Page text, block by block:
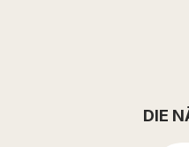
DIE